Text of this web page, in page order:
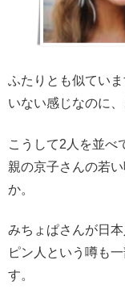
ふたりとも似てい
いない感じなのに
こうして2人を並べ
親の京子さんの若
か。
みちょぱさんが日
ピン人という噂も
す。